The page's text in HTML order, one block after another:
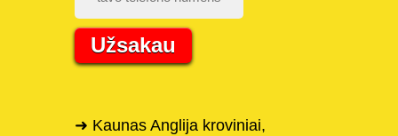
Užsakau
➜ Kaunas Anglija kroviniai,